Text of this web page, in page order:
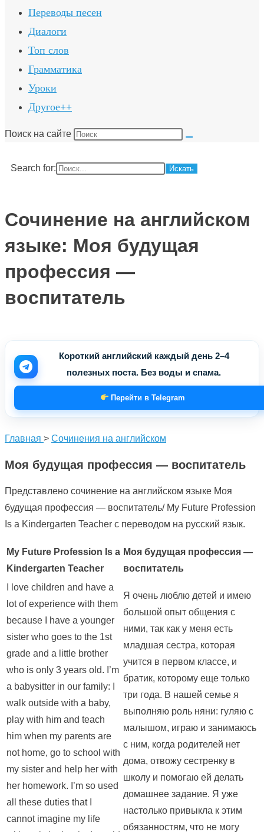
Переводы песен
Диалоги
Топ слов
Грамматика
Уроки
Другое++
Поиск на сайте
Search for:
Сочинение на английском
языке: Моя будущая
профессия —
воспитатель
Короткий английский каждый день 2–4
полезных поста. Без воды и спама.
Перейти в Telegram
Главная > Сочинения на английском
Моя будущая профессия — воспитатель
Представлено сочинение на английском языке Моя
будущая профессия — воспитатель/ My Future Profession
Is a Kindergarten Teacher с переводом на русский язык.
My Future Profession Is a
Kindergarten Teacher
Моя будущая профессия —
воспитатель
I love children and have a
lot of experience with them
because I have a younger
sister who goes to the 1st
grade and a little brother
who is only 3 years old. I’m
a babysitter in our family: I
walk outside with a baby,
play with him and teach
him when my parents are
not home, go to school with
my sister and help her with
her homework. I’m so used
all these duties that I
cannot imagine my life
Я очень люблю детей и имею
большой опыт общения с
ними, так как у меня есть
младшая сестра, которая
учится в первом классе, и
братик, которому еще только
три года. В нашей семье я
выполняю роль няни: гуляю с
малышом, играю и занимаюсь
с ним, когда родителей нет
дома, отвожу сестренку в
школу и помогаю ей делать
домашнее задание. Я уже
настолько привыкла к этим
обязанностям, что не могу